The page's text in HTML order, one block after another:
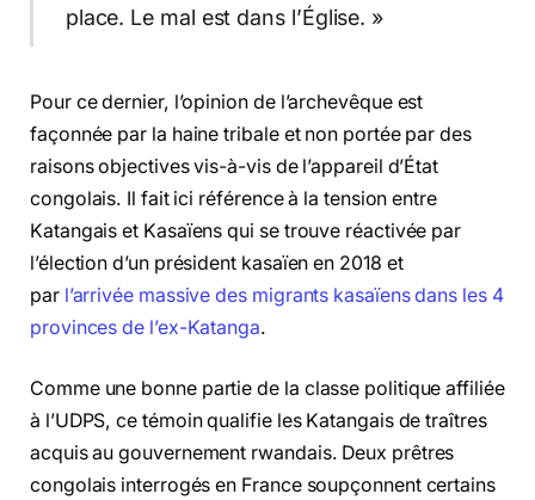
place. Le mal est dans l’Église. »
Pour ce dernier, l’opinion de l’archevêque est
façonnée par la haine tribale et non portée par des
raisons objectives vis-à-vis de l’appareil d’État
congolais. Il fait ici référence à la tension entre
Katangais et Kasaïens qui se trouve réactivée par
l’élection d’un président kasaïen en 2018 et
par l’arrivée massive des migrants kasaïens dans les 4
provinces de l’ex-Katanga.
Comme une bonne partie de la classe politique affiliée
à l’UDPS, ce témoin qualifie les Katangais de traîtres
acquis au gouvernement rwandais. Deux prêtres
congolais interrogés en France soupçonnent certains